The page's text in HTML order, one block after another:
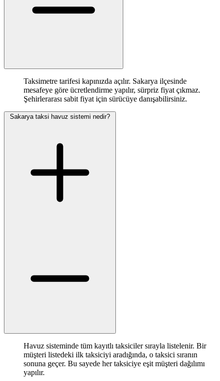
Taksimetre tarifesi kapınızda açılır. Sakarya ilçesinde
mesafeye göre ücretlendirme yapılır, sürpriz fiyat çıkmaz.
Şehirlerarası sabit fiyat için sürücüye danışabilirsiniz.
Sakarya taksi havuz sistemi nedir?
Havuz sisteminde tüm kayıtlı taksiciler sırayla listelenir. Bir
müşteri listedeki ilk taksiciyi aradığında, o taksici sıranın
sonuna geçer. Bu sayede her taksiciye eşit müşteri dağılımı
yapılır.